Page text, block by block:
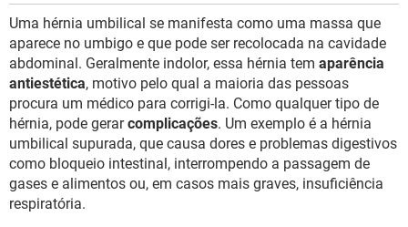
Uma hérnia umbilical se manifesta como uma massa que
aparece no umbigo e que pode ser recolocada na cavidade
abdominal. Geralmente indolor, essa hérnia tem aparência
antiestética, motivo pelo qual a maioria das pessoas
procura um médico para corrigi-la. Como qualquer tipo de
hérnia, pode gerarcomplicações. Um exemplo é a hérnia
umbilical supurada, que causa dores e problemas digestivos
como bloqueio intestinal, interrompendo a passagem de
gases e alimentos ou, em casos mais graves, insuficiência
respiratória.